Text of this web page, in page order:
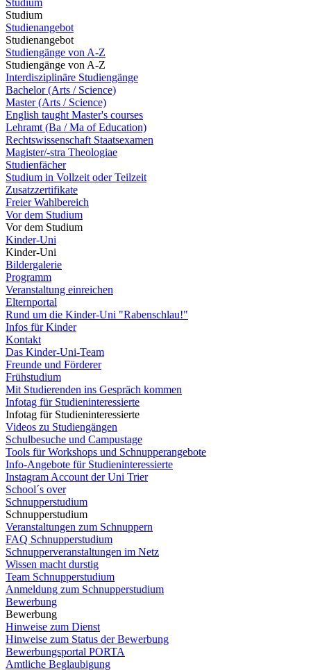
Studium
Studium
Studienangebot
Studienangebot
Studiengänge von A-Z
Studiengänge von A-Z
Interdisziplinäre Studiengänge
Bachelor (Arts / Science)
Master (Arts / Science)
English taught Master's courses
Lehramt (Ba / Ma of Education)
Rechtswissenschaft Staatsexamen
Magister/-stra Theologiae
Studienfächer
Studium in Vollzeit oder Teilzeit
Zusatzzertifikate
Freier Wahlbereich
Vor dem Studium
Vor dem Studium
Kinder-Uni
Kinder-Uni
Bildergalerie
Programm
Veranstaltung einreichen
Elternportal
Rund um die Kinder-Uni "Rabenschlau!"
Infos für Kinder
Kontakt
Das Kinder-Uni-Team
Freunde und Förderer
Frühstudium
Mit Studierenden ins Gespräch kommen
Infotag für Studieninteressierte
Infotag für Studieninteressierte
Videos zu Studiengängen
Schulbesuche und Campustage
Tools für Workshops und Schnupperangebote
Info-Angebote für Studieninteressierte
Instagram Account der Uni Trier
School´s over
Schnupperstudium
Schnupperstudium
Veranstaltungen zum Schnuppern
FAQ Schnupperstudium
Schnupperveranstaltungen im Netz
Wissen macht durstig
Team Schnupperstudium
Anmeldung zum Schnupperstudium
Bewerbung
Bewerbung
Hinweise zum Dienst
Hinweise zum Status der Bewerbung
Bewerbungsportal PORTA
Amtliche Beglaubigung